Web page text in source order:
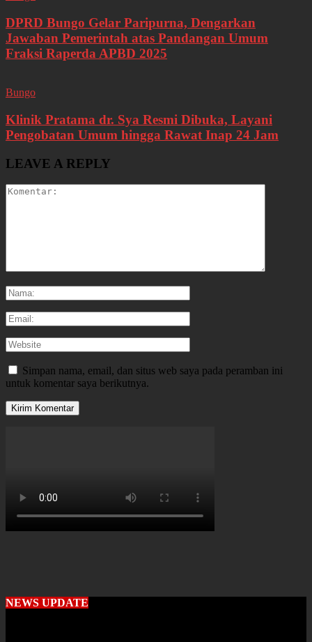
DPRD Bungo Gelar Paripurna, Dengarkan
Jawaban Pemerintah atas Pandangan Umum
Fraksi Raperda APBD 2025
Bungo
Klinik Pratama dr. Sya Resmi Dibuka, Layani
Pengobatan Umum hingga Rawat Inap 24 Jam
LEAVE A REPLY
Simpan nama, email, dan situs web saya pada peramban ini
untuk komentar saya berikutnya.
NEWS UPDATE